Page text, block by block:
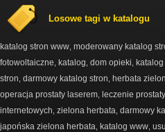
Losowe tagi w katalogu
katalog stron www moderowany katalog
fotowoltaiczne
katalog dom opieki
stron darmowy katalog stron herbata
operacja prostaty laserem leczenie
internetowych zielona herbata darmowy
japońska zielona herbata katalog www